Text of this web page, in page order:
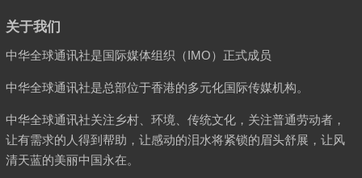
关于我们
中华全球通讯社是国际媒体组织（IMO）正式成员
中华全球通讯社是总部位于香港的多元化国际传媒机构。
中华全球通讯社关注乡村、环境、传统文化，关注普通劳动者，
让有需求的人得到帮助，让感动的泪水将紧锁的眉头舒展，让风
清天蓝的美丽中国永在。